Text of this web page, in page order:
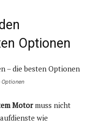
Optionen
Motormuss nicht
wie